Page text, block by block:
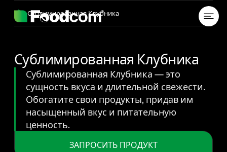
Сублимированная Клубника
Сублимированная Клубника
Сублимированная Клубника — это
сущность вкуса и длительной свежести.
Обогатите свои продукты, придав им
насыщенный вкус и питательную
ценность.
ЗАПРОСИТЬ ПРОДУКТ